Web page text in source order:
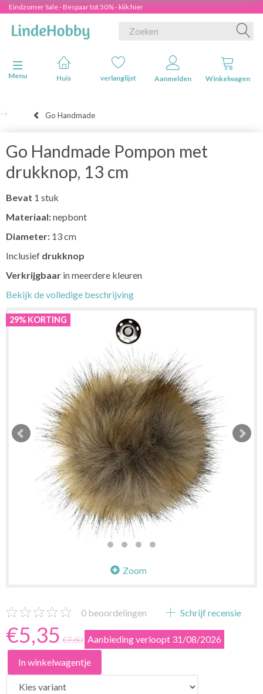
Eindzomer Sale - Bespaar tot 50% - klik hier
Navigatie in-/uitschakelen
Menu
Huis verlanglijst Aanmelden Winkelwagen
Go Handmade
Go Handmade Pompon met
drukknop, 13 cm
Bevat 1 stuk
Materiaal:nepbont
Diameter: 13 cm
Inclusief drukknop
Verkrijgbaar in meerdere kleuren
Bekijk de volledige beschrijving
29% KORTING
Zoom
0 beoordelingen Schrijf recensie
€5,35 €7,60 Aanbieding verloopt 31/08/2026
In winkelwagentje